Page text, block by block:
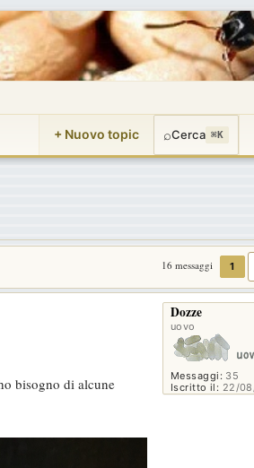
+ Nuovo topic ⌕Cerca ⌘K
16 messaggi 1
Dozze
uovo
Messaggi: 35
Iscritto il: 22/
bisogno di alcune